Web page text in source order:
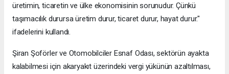
üretimin, ticaretin ve ülke ekonomisinin sorunudur. Çünkü
taşımacılık durursa üretim durur, ticaret durur, hayat durur."
ifadelerini kullandı.
Şiran Şoförler ve Otomobilciler Esnaf Odası, sektörün ayakta
kalabilmesi için akaryakıt üzerindeki vergi yükünün azaltılması,